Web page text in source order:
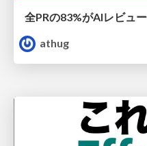
athug